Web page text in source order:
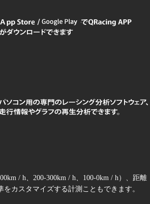
/ h、200-300km / h、100-0km / h）、距離
カスタマイズする計測こともできます。